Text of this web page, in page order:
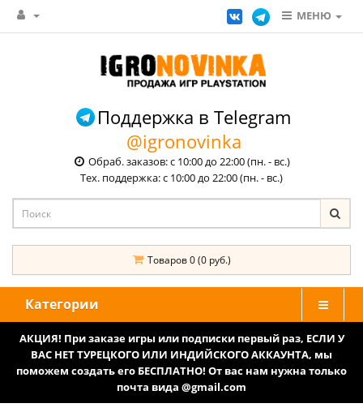
МЕНЮ
Поддержка в Telegram
@igronovinka
Обраб. заказов: с 10:00 до 22:00 (пн. - вс.)
Тех. поддержка: с 10:00 до 22:00 (пн. - вс.)
Товаров 0 (0 руб.)
Категории
АКЦИЯ! При заказе игры или подписки первый раз, ЕСЛИ У
ВАС НЕТ ТУРЕЦКОГО ИЛИ ИНДИЙСКОГО АККАУНТА, мы
поможем создать его БЕСПЛАТНО! От вас нам нужна только
почта вида @gmail.com